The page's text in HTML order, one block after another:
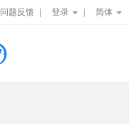
问题反馈 登录 简体